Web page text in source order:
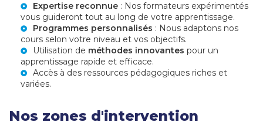
Expertise reconnue : Nos formateurs expérimentés
vous guideront tout au long de votre apprentissage.
Programmes personnalisés : Nous adaptons nos
cours selon votre niveau et vos objectifs.
Utilisation de méthodes innovantes pour un
apprentissage rapide et efficace.
Accès à des ressources pédagogiques riches et
variées.
Nos zones d'intervention